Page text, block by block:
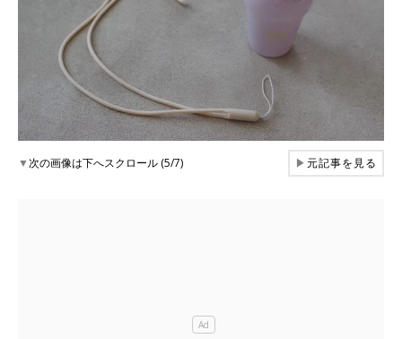
▼次の画像は下へスクロール (5/7) ▶元記事を見る